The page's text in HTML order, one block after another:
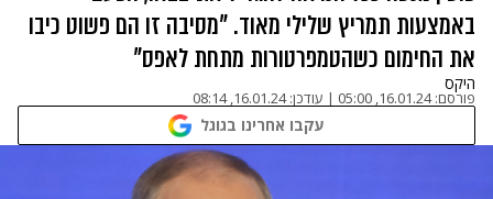
באמצעות תמריץ שלילי מאוד. "מסיבה זו הם פשוט כיבו
את החימום כשהטמפרטורות מתחת לאפס"
היקס
פורסם:16.01.24, 05:00
| עודכן:16.01.24, 08:14
עקבו אחרינו בגוגל